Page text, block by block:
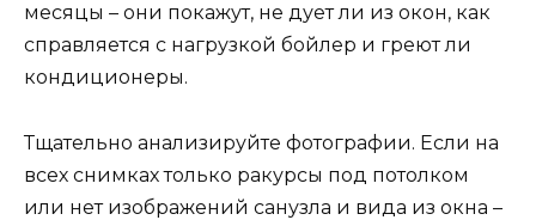
месяцы – они покажут, не дует ли из окон, как
справляется с нагрузкой бойлер и греют ли
кондиционеры.
Тщательно анализируйте фотографии. Если на
всех снимках только ракурсы под потолком
или нет изображений санузла и вида из окна –